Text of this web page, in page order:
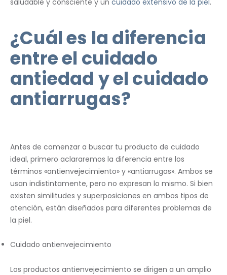
saludable y consciente y un cuidado extensivo de la piel.
¿Cuál es la diferencia
entre el cuidado
antiedad y el cuidado
antiarrugas?
Antes de comenzar a buscar tu producto de cuidado
ideal, primero aclararemos la diferencia entre los
términos «antienvejecimiento» y «antiarrugas». Ambos se
usan indistintamente, pero no expresan lo mismo. Si bien
existen similitudes y superposiciones en ambos tipos de
atención, están diseñados para diferentes problemas de
la piel.
Cuidado antienvejecimiento
Los productos antienvejecimiento se dirigen a un amplio